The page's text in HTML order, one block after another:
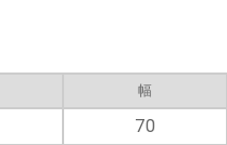
幅
70